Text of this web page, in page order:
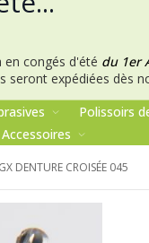
en congés d'été du 1er
seront expédiées dès
Polissoirs
Accessoires
DENTURE CROISÉE 045